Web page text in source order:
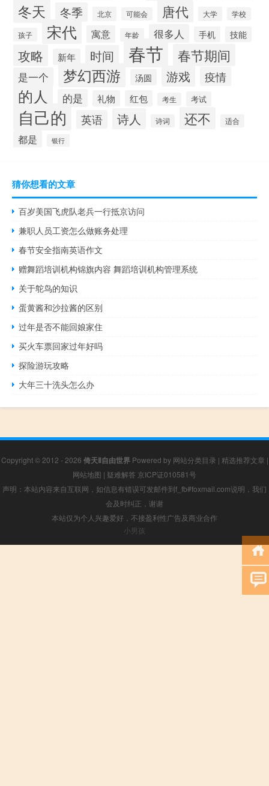
冬天 冬季 北京 可能会 唐代 大学 学校
孩子 宋代 寓意 年龄 很多人 手机 技能
攻略 新年 时间 春节 春节期间
是一个 梦幻西游 汤圆 游戏 疫情
的人 的是 礼物 红包 考生 考试
自己的 英语 诗人 诗词 还不 适合
都是 银行
猜你想看的文章
百岁美国飞虎队老兵一行抵京访问
兼职人员工资怎么做账务处理
春节安全指南英语作文
赠舞蹈培训机构锦旗内容 舞蹈培训机构管理系统
关于鸵鸟的知识
蛋黄酱和沙拉酱的区别
过年是否不能回娘家住
买火车票回家过年好吗
探险游玩攻略
大年三十洗头怎么办
Copyright © 2012 - 2026 倚天Ⅱ自由世界Powered by 网站分类目录 | 精选推荐文章 |
网站地图 | 疑难解答 京ICP证010581号
声明：本站内容来自互联网，如信息有错误可发邮件到f_fb#foxmail.com说明，我们
会及时纠正，谢谢
本站仅为个人兴趣爱好，不接盈利性广告及商业合作
小男孩